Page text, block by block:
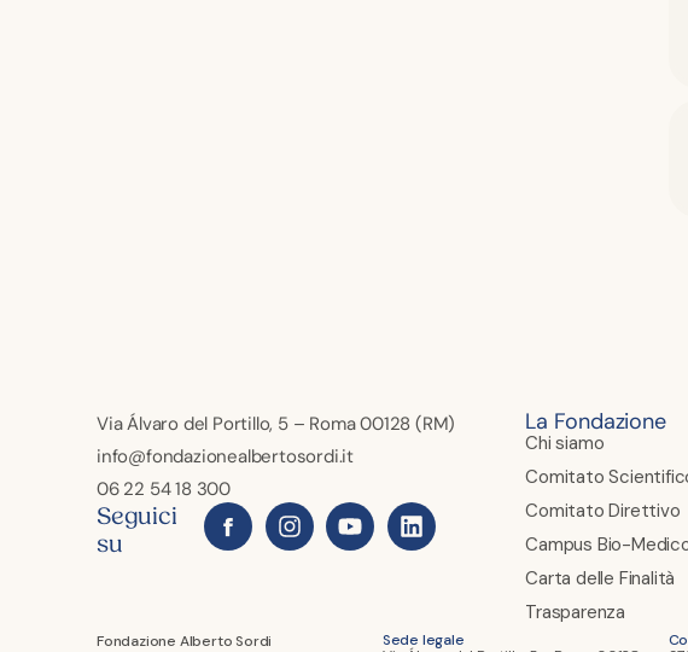
Via Álvaro del Portillo, 5 – Roma 00128 (RM)
info@fondazionealbertosordi.it
06 22 54 18 300
Seguici
su
La Fondazione
Chi siamo
Comitato
Comitato Direttivo
Campus Bio-
Carta delle Finalità
Trasparenza
Fondazione Alberto Sordi
Sede legale